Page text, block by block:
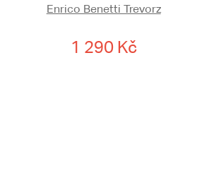
Enrico Benetti Trevorz
1 290 Kč